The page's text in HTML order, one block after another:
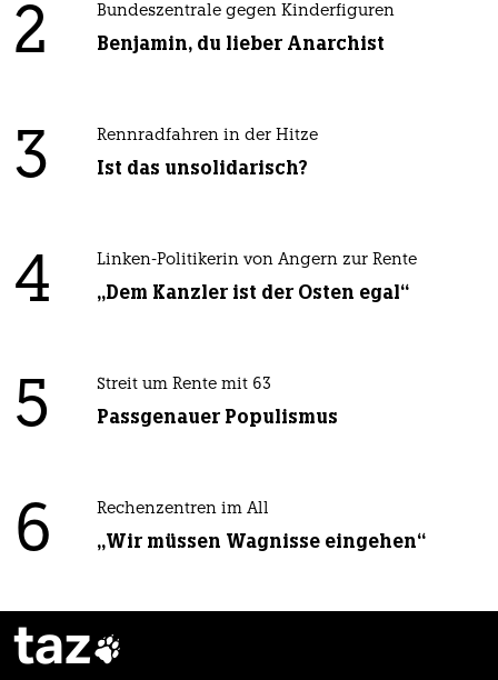
2 Bundeszentrale gegen Kinderfiguren
Benjamin, du lieber Anarchist
3 Rennradfahren in der Hitze
Ist das unsolidarisch?
4 Linken-Politikerin von Angern zur Rente
„Dem Kanzler ist der Osten egal“
5 Streit um Rente mit 63
Passgenauer Populismus
6 Rechenzentren im All
„Wir müssen Wagnisse eingehen“
taz